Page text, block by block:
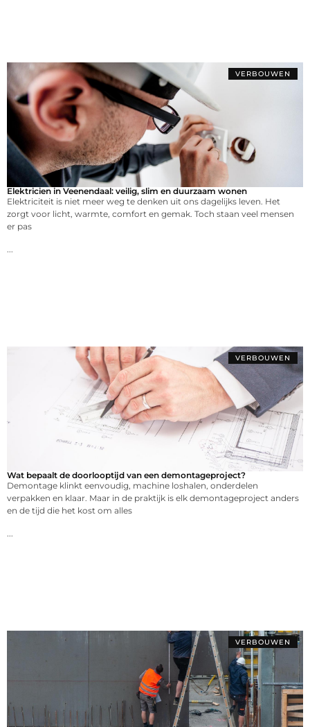
VERBOUWEN
Elektricien in Veenendaal: veilig, slim en duurzaam wonen
Elektriciteit is niet meer weg te denken uit ons dagelijks leven. Het
zorgt voor licht, warmte, comfort en gemak. Toch staan veel mensen
er pas
VERBOUWEN
Wat bepaalt de doorlooptijd van een demontageproject?
Demontage klinkt eenvoudig, machine loshalen, onderdelen
verpakken en klaar. Maar in de praktijk is elk demontageproject anders
en de tijd die het kost om alles
VERBOUWEN